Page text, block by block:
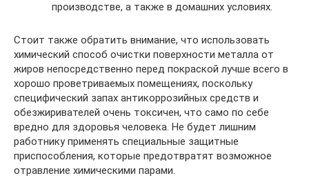
производстве, а также в домашних условиях.
Стоит также обратить внимание, что использовать
химический способ очистки поверхности металла от
жиров непосредственно перед покраской лучше всего в
хорошо проветриваемых помещениях, поскольку
специфический запах антикоррозийных средств и
обезжиривателей очень токсичен, что само по себе
вредно для здоровья человека. Не будет лишним
работнику применять специальные защитные
приспособления, которые предотвратят возможное
отравление химическими парами.